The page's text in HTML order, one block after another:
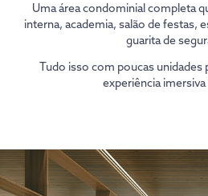
Uma área condominial completa
interna, academia, salão de festas,
guarita de
Tudo isso com poucas unidades
experiência imersiva